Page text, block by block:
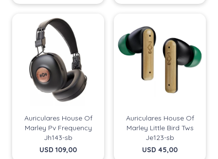
Auriculares House Of
Marley Pv Frequency
Jh143-sb
USD 109,00
Auriculares House Of
Marley Little Bird Tws
Je123-sb
USD 45,00